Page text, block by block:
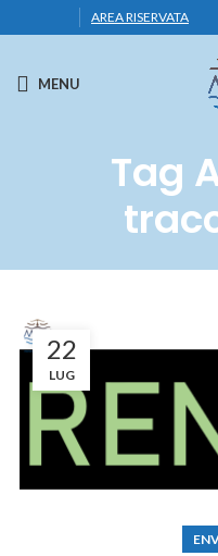
AREA RISERVATA
MENU
Tag
22
LUG